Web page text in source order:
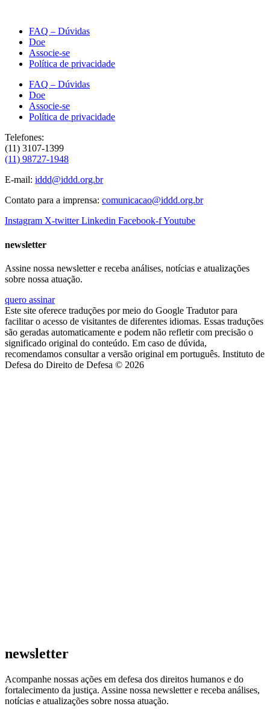
FAQ – Dúvidas
Doe
Associe-se
Política de privacidade
FAQ – Dúvidas
Doe
Associe-se
Política de privacidade
Telefones:
(11) 3107-1399
(11) 98727-1948
E-mail: iddd@iddd.org.br
Contato para a imprensa: comunicacao@iddd.org.br
Instagram X-twitter Linkedin Facebook-fYoutube
newsletter
Assine nossa newsletter e receba análises, notícias e atualizações
sobre nossa atuação.
quero assinar
Este site oferece traduções por meio do Google Tradutor para
facilitar o acesso de visitantes de diferentes idiomas. Essas traduções
são geradas automaticamente e podem não refletir com precisão o
significado original do conteúdo. Em caso de dúvida,
recomendamos consultar a versão original em português. Instituto de
Defesa do Direito de Defesa © 2026
newsletter
Acompanhe nossas ações em defesa dos direitos humanos e do
fortalecimento da justiça. Assine nossa newsletter e receba análises,
notícias e atualizações sobre nossa atuação.